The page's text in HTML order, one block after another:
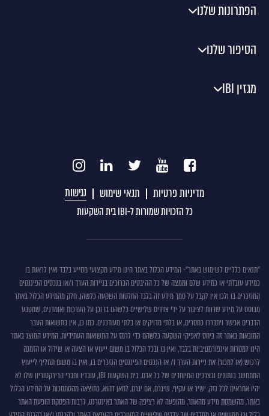
הפתרונות שלנו
הסיפור שלנו
מגזין IBI
מדיניות פרטיות תנאי שימוש נגישות
כל הזכויות שמורות ל-IBI בית השקעות
תנאים
כללים
לשימוש
באתר
"תנאים כלליים לשימוש באתר"- המידע הכלול באתר הינו מידע מקצועי מסייע בלבד ואין לראות בו
כמידע עובדתי או כמידע שלם וממצה של כל ההיבטים הכרוכים בניירות הערך ו/או בנכסים הפיננסים
המוזכרים בו ולכן אין לקבל על סמך מידע זה בלבד החלטות השקעה כלשהן. חלק מהמידע הכלול באתר
מבוסס על מידע שדווח לציבור על ידי צדדים שלישיים כלשהם בו וכן על הערכות ואומדנים, שמטבע
הדברים אפשר ויתבררו כחסרים, או בלתי מדויקים או בלתי מעודכנים. כמו כן, אין בתשואות העבר
המובאות באתר זה ביחס לאפיקי השקעה כלשהם כדי לרמז על התשואות העתידיות. המידע המוצג באתר
הינו למטרות אינפורמטיביות בלבד, ואין בו ובכל הכלול בו משום ייעוץ או הצעה או שידול או הזמנה
לרכוש (או למכור) את ניירות הערך ו/ או הנכסים הפיננסים הנזכרים בו, ואין בו משום תחליף לייעוץ
המתחשב בנתונים ובצרכים המיוחדים של כל אדם. בית השקעות IBI, עובדיו וחברי הדירקטוריון שלו לא
יהיו אחראים לכל נזק, ישיר או עקיף, שיגרם, אם יגרם, למאן דהוא, כתוצאה מהסתמכות על המידע הכלול
באתר, מהשמטת מידע מהאתר, מהופעה לא רציפה של האתר באינטרנט, לרבות הפסקת הופעת האתר